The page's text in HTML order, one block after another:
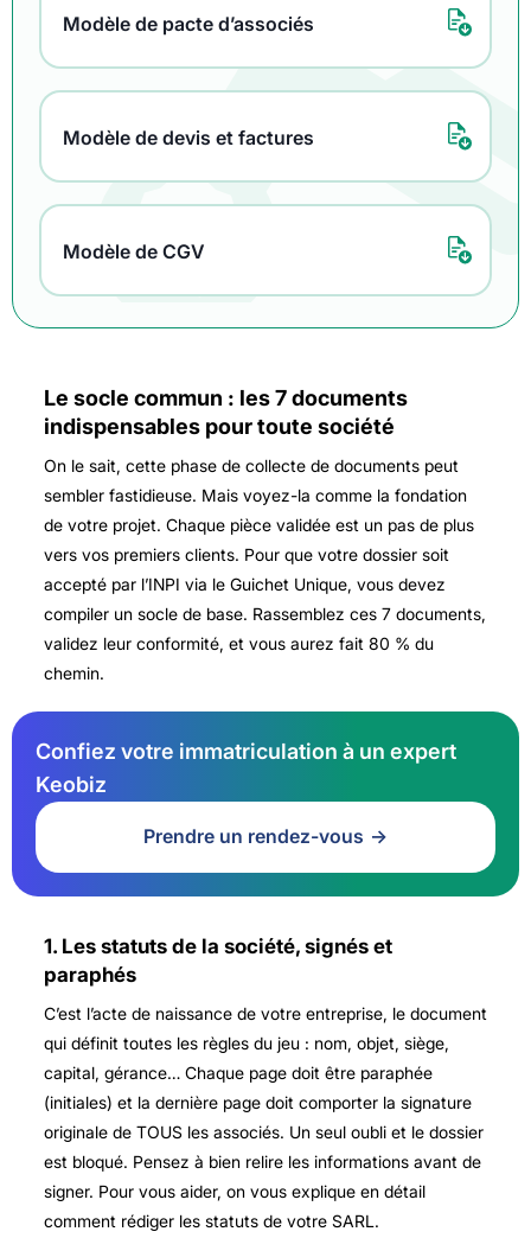
Modèle de pacte d’associés
Modèle de devis et factures
Modèle de CGV
Le socle commun : les 7 documents
indispensables pour toute société
On le sait, cette phase de collecte de documents peut
sembler fastidieuse. Mais voyez-la comme la fondation
de votre projet. Chaque pièce validée est un pas de plus
vers vos premiers clients. Pour que votre dossier soit
accepté par l’INPI via le Guichet Unique, vous devez
compiler un socle de base. Rassemblez ces 7 documents,
validez leur conformité, et vous aurez fait 80 % du
chemin.
Confiez votre immatriculation à un expert
Keobiz
Prendre un rendez-vous
1. Les statuts de la société, signés et
paraphés
C’est l’acte de naissance de votre entreprise, le document
qui définit toutes les règles du jeu : nom, objet, siège,
capital, gérance… Chaque page doit être paraphée
(initiales) et la dernière page doit comporter la signature
originale de TOUS les associés. Un seul oubli et le dossier
est bloqué. Pensez à bien relire les informations avant de
signer. Pour vous aider, on vous explique en détail
comment rédiger les statuts de votre SARL.